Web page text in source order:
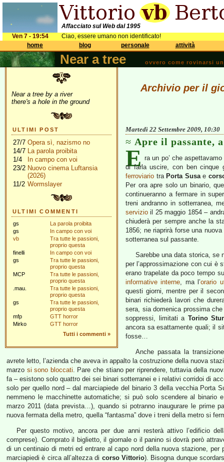
Affacciato sul Web dal 1995
Ven 7 - 19:54
Ciao, essere umano non identificato!
home
blog personale attività
Near a tree ovvero come rovinarsi
Near a tree by a river
there's a hole in the ground
ULTIMI POST
27/7 Opera sì, nazismo no
14/7 La parola proibita
1/4
In campo con voi
23/2 Nuovo cinema Luftansia
(2026)
11/2 Wormslayer
ULTIMI COMMENTI
gs
La parola proibita
gs
In campo con voi
vb
Tra tutte le passioni,
proprio questa
finelli
In campo con voi
gs
Tra tutte le passioni,
proprio questa
MCP
Tra tutte le passioni,
proprio questa
.mau.
Tra tutte le passioni,
proprio questa
gs
Tra tutte le passioni,
proprio questa
mfp
GTT horror
Mirko
GTT horror
Tutti i commenti »
Archivio per il
Martedì 22 Settembre 2009, 10:30
Apre il passante,
E ra un po’ che
di farla uscire, con ben cinque
ferroviario tra Porta Susae
Per ora apre solo un binario,
continueranno a fermare in
treni andranno in sotterranea,
servizio il 25 maggio 1854 –
chiuderà per sempre anche la
1856; ne riaprirà forse una
sotterranea sul passante.
Sarebbe una data storica, se
per l’approssimazione con cui è
erano trapelate da poco tempo
informative interne, ma l’orario
questi giorni, mentre per il
binari richiederà lavori che
sera, sia domenica prossima
soppressi, limitati a Torino
ancora sa esattamente quali; il
fosse…
Anche passata la
avrete letto, l’azienda che aveva in appalto la costruzione della nuova
marzo si sono bloccati. Pare che stiano per riprendere, tuttavia della
fa – esistono solo quattro dei sei binari sotterranei e i relativi corridoi di
solo per quello nord – dal marciapiede del binario 3 della vecchia Porta
nemmeno le macchinette automatiche; si può solo scendere al binario
marzo 2011 (data prevista…), quando si potranno inaugurare le prime
nuova fermata della metro, quella “fantasma” dove i treni della metro si
Per questo motivo, ancora per due anni resterà attivo l’edificio
comprese). Comprato il biglietto, il giornale o il panino si dovrà però
di un centinaio di metri ed entrare al capo nord della nuova stazione,
marciapiedi è circa all’altezza di corso Vittorio). Bisogna dunque